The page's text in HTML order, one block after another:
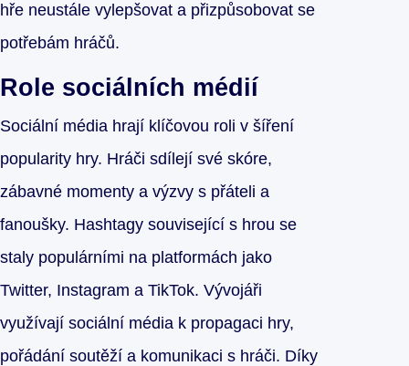
hře neustále vylepšovat a přizpůsobovat se
potřebám hráčů.
Role sociálních médií
Sociální média hrají klíčovou roli v šíření
popularity hry. Hráči sdílejí své skóre,
zábavné momenty a výzvy s přáteli a
fanoušky. Hashtagy související s hrou se
staly populárními na platformách jako
Twitter, Instagram a TikTok. Vývojáři
využívají sociální média k propagaci hry,
pořádání soutěží a komunikaci s hráči. Díky